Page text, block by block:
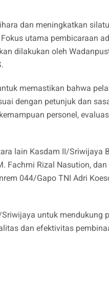
dan meningkatkan
utama pembicaraan
dilakukan oleh
memastikan bahwa
dengan petunjuk dan
personel,
lain Kasdam II/Sriwijaya
Fachmi Rizal Nasution,
044/Gapo TNI Adri
untuk mendukung
dan efektivitas